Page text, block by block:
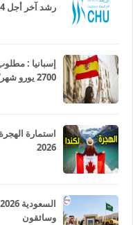
رشد آخر أجل 24 يوليوز 2026
2700 يورو شهريًا
2026
وسائقون